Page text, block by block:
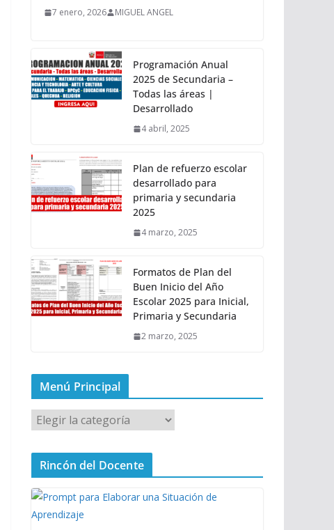
7 enero, 2026 MIGUEL ANGEL
Programación Anual
2025 de Secundaria –
Todas las áreas |
Desarrollado
4 abril, 2025
Plan de refuerzo escolar
desarrollado para
primaria y secundaria
2025
4 marzo, 2025
Formatos de Plan del
Buen Inicio del Año
Escolar 2025 para Inicial,
Primaria y Secundaria
2 marzo, 2025
Menú Principal
M
e
n
P
i
Rincón del Docente